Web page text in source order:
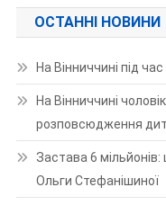
ОСТАННІ НОВИНИ
На Вінниччині під
На Вінниччині
розповсюдження
Застава 6
Ольги Стефанішиної